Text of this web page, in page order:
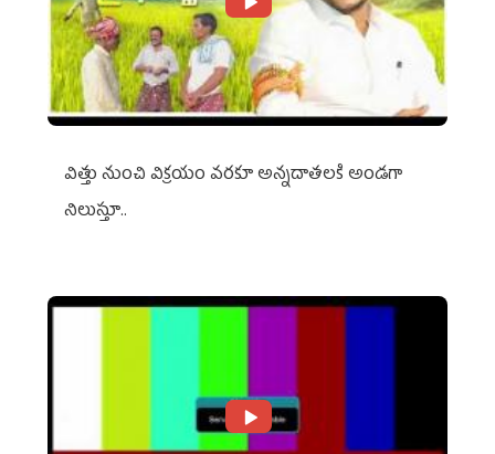
విత్తు నుంచి విక్రయం వరకూ అన్నదాతలకి అండగా
నిలుస్తూ..